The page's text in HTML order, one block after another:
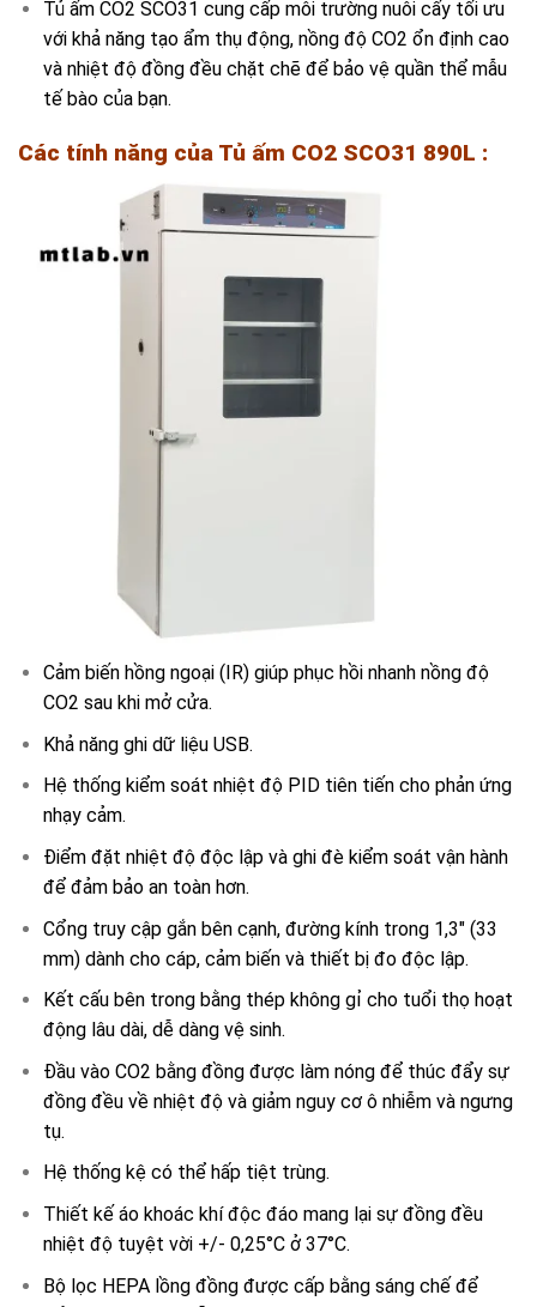
Tủ ấm CO2 SCO31 cung cấp môi trường nuôi cấy tối ưu
với khả năng tạo ẩm thụ động, nồng độ CO2 ổn định cao
và nhiệt độ đồng đều chặt chẽ để bảo vệ quần thể mẫu
tế bào của bạn.
Các tính năng của Tủ ấm CO2 SCO31 890L :
Cảm biến hồng ngoại (IR) giúp phục hồi nhanh nồng độ
CO2 sau khi mở cửa.
Khả năng ghi dữ liệu USB.
Hệ thống kiểm soát nhiệt độ PID tiên tiến cho phản ứng
nhạy cảm.
Điểm đặt nhiệt độ độc lập và ghi đè kiểm soát vận hành
để đảm bảo an toàn hơn.
Cổng truy cập gắn bên cạnh, đường kính trong 1,3″ (33
mm) dành cho cáp, cảm biến và thiết bị đo độc lập.
Kết cấu bên trong bằng thép không gỉ cho tuổi thọ hoạt
động lâu dài, dễ dàng vệ sinh.
Đầu vào CO2 bằng đồng được làm nóng để thúc đẩy sự
đồng đều về nhiệt độ và giảm nguy cơ ô nhiễm và ngưng
tụ.
Hệ thống kệ có thể hấp tiệt trùng.
Thiết kế áo khoác khí độc đáo mang lại sự đồng đều
nhiệt độ tuyệt vời +/- 0,25°C ở 37°C.
Bộ lọc HEPA lồng đồng được cấp bằng sáng chế để